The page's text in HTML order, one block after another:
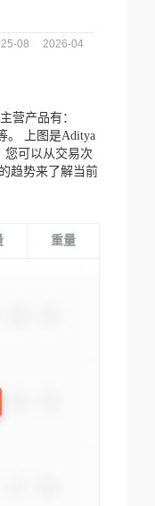
营产品有：
。
上图是Aditya
您可以从交易次
趋势来了解当前
重量